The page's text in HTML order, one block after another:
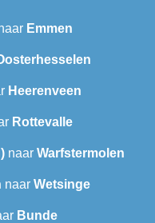
Emmen
Heerenveen
Rottevalle
naar Warfstermolen
naar Wetsinge
Bunde